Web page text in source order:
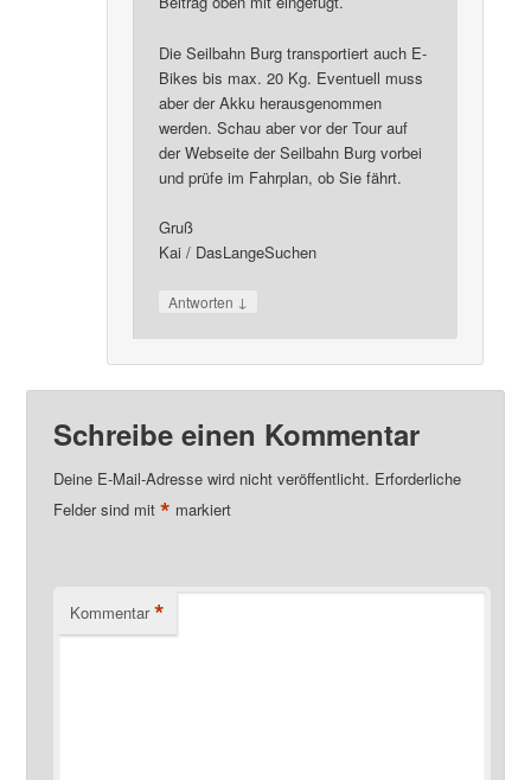
Die Seilbahn Burg transportiert auch E-
Bikes bis max. 20 Kg. Eventuell muss
aber der Akku herausgenommen
werden. Schau aber vor der Tour auf
der Webseite der Seilbahn Burg vorbei
und prüfe im Fahrplan, ob Sie fährt.
Gruß
Kai / DasLangeSuchen
Antworten ↓
Schreibe einen Kommentar
Deine E-Mail-Adresse wird nicht veröffentlicht. Erforderliche
Felder sind mit * markiert
Kommentar *